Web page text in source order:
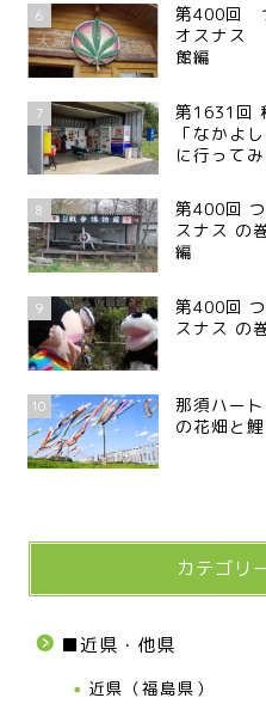
6
第400回
オスナス
館編
7
第1631回
「なかよ
に行って
8
第400回
スナス の
編
9
第400回
スナス の
10
那須ハー
の花畑と
カテゴリ
■近県・他県
近県（福島県）